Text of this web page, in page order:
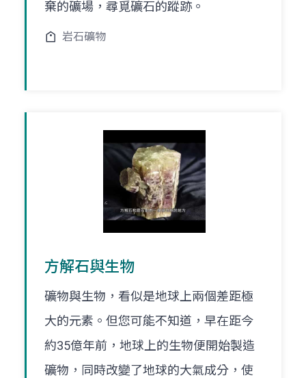
棄的礦場，尋覓礦石的蹤跡。
岩石礦物
方解石與生物
礦物與生物，看似是地球上兩個差距極
大的元素。但您可能不知道，早在距今
約35億年前，地球上的生物便開始製造
礦物，同時改變了地球的大氣成分，使